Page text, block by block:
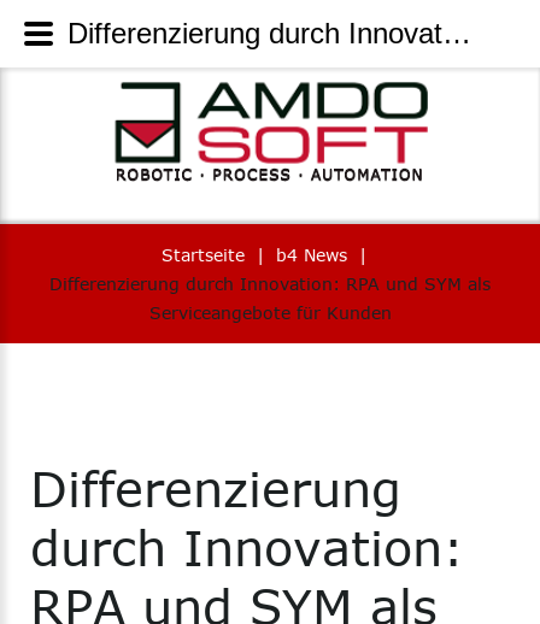
Startseite | b4 News
|
Differenzierung durch Innovation: RPA und SYM als
Serviceangebote für Kunden
Differenzierung
durch Innovation:
RPA und SYM als
Differenzierung durch Innovation: RPA und SYM als Serviceangebote für Kunden | AmdoSoft Systems